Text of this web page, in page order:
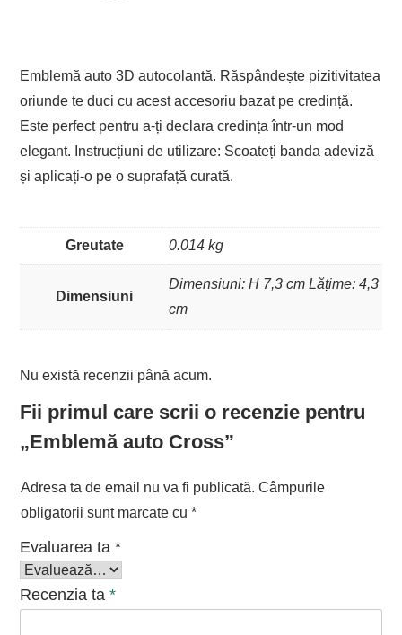
Emblemă auto 3D autocolantă. Răspândește pizitivitatea
oriunde te duci cu acest accesoriu bazat pe credință.
Este perfect pentru a-ți declara credința într-un mod
elegant. Instrucțiuni de utilizare: Scoateți banda adeviză
și aplicați-o pe o suprafață curată.
Greutate 0.014 kg
Dimensiuni
Dimensiuni: H 7,3 cm Lățime: 4,3
cm
Nu există recenzii până acum.
Fii primul care scrii o recenzie pentru
„Emblemă auto Cross”
Adresa ta de email nu va fi publicată. Câmpurile
obligatorii sunt marcate cu *
Evaluarea ta *
Recenzia ta *